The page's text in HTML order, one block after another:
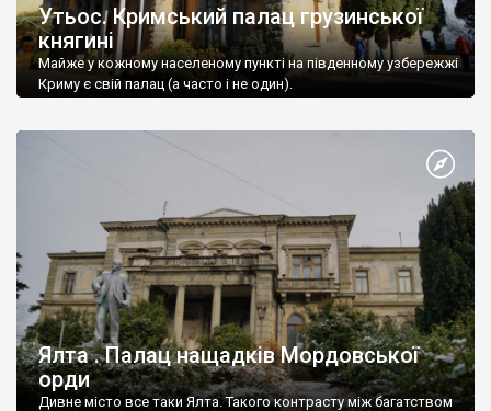
Утьос. Кримський палац грузинської
княгині
Майже у кожному населеному пункті на південному узбережжі
Криму є свій палац (а часто і не один).
Ялта . Палац нащадків Мордовської
орди
Дивне місто все таки Ялта. Такого контрасту між багатством